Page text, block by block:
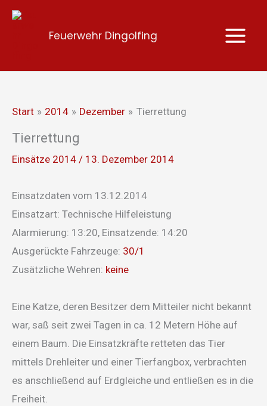
Zum
Feuerwehr Dingolfing
Start 2014 Dezember Tierrettung
Tierrettung
Einsätze 2014 / 13. Dezember 2014
Einsatzdaten vom 13.12.2014
Einsatzart: Technische Hilfeleistung
Alarmierung: 13:20, Einsatzende: 14:20
Ausgerückte Fahrzeuge: 30/1
Zusätzliche Wehren: keine
Eine Katze, deren Besitzer dem Mitteiler nicht bekannt
war, saß seit zwei Tagen in ca. 12 Metern Höhe auf
einem Baum. Die Einsatzkräfte retteten das Tier
mittels Drehleiter und einer Tierfangbox, verbrachten
es anschließend auf Erdgleiche und entließen es in die
Freiheit.